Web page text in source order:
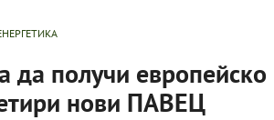
да получи европейско
нови ПАВЕЦ